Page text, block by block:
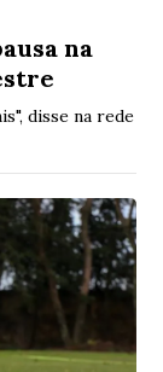
na
disse na rede